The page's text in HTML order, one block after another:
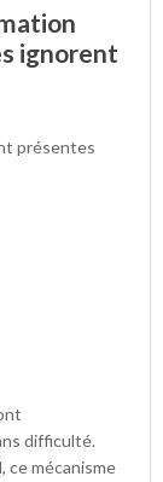
ignorent
présentes
difficulté.
ce mécanisme